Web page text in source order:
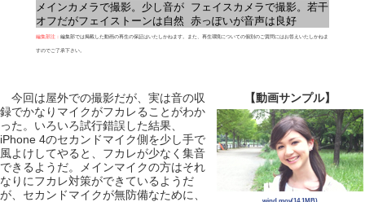
メインカメラで撮影。少し音が
オフだがフェイストーンは自然
フェイスカメラで撮影。若干
赤っぽいが音声は良好
編集部注： 編集部では掲載した動画の再生の保証はいたしかねます。また、再生環境についての個別のご質問にはお答えいたしかねま
すのでご了承下さい。
【動画サンプル】
今回は屋外での撮影だが、実は音の収
録でかなりマイクがフカレることがわか
った。いろいろ試行錯誤した結果、
iPhone 4のセカンドマイク側を少し手で
風よけしてやると、フカレが少なく集音
できるようだ。メインマイクの方はそれ
なりにフカレ対策ができているようだ
が、セカンドマイクが無防備なために、